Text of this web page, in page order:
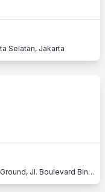
Selatan, Jakarta
Bintaro Jaya Xchange Mall, Lantai Upper Ground, Jl. Boulevard Bintaro Jaya, Bintaro, Tangerang Selatan, Banten